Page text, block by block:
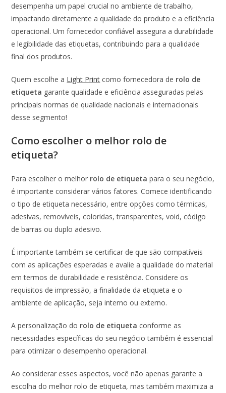
desempenha um papel crucial no ambiente de trabalho,
impactando diretamente a qualidade do produto e a eficiência
operacional. Um fornecedor confiável assegura a durabilidade
e legibilidade das etiquetas, contribuindo para a qualidade
final dos produtos.
Quem escolhe a Light Print como fornecedora de rolo de
etiqueta garante qualidade e eficiência asseguradas pelas
principais normas de qualidade nacionais e internacionais
desse segmento!
Como escolher o melhor rolo de
etiqueta?
Para escolher o melhor rolo de etiqueta para o seu negócio,
é importante considerar vários fatores. Comece identificando
o tipo de etiqueta necessário, entre opções como térmicas,
adesivas, removíveis, coloridas, transparentes, void, código
de barras ou duplo adesivo.
É importante também se certificar de que são compatíveis
com as aplicações esperadas e avalie a qualidade do material
em termos de durabilidade e resistência. Considere os
requisitos de impressão, a finalidade da etiqueta e o
ambiente de aplicação, seja interno ou externo.
A personalização do rolo de etiqueta conforme as
necessidades específicas do seu negócio também é essencial
para otimizar o desempenho operacional.
Ao considerar esses aspectos, você não apenas garante a
escolha do melhor rolo de etiqueta, mas também maximiza a